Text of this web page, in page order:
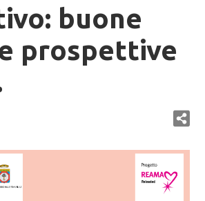
buone
prospettive